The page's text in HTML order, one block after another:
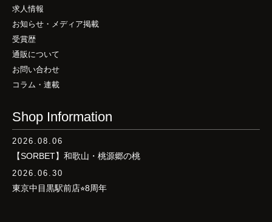
求人情報
お知らせ・メディア掲載
受賞歴
通販について
お問い合わせ
コラム・連載
Shop Information
2026.08.06
【SORBET】和歌山・桃源郷の桃
2026.06.30
東京中目黒駅前店⭐︎8周年